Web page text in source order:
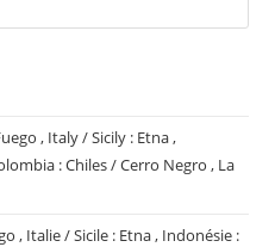
, Italy / Sicily : Etna ,
: Chiles / Cerro Negro , La
, Italie / Sicile : Etna , Indonésie :